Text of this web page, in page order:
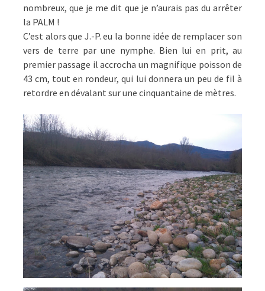
nombreux, que je me dit que je n’aurais pas du arrêter
la PALM !
C’est alors que J.-P. eu la bonne idée de remplacer son
vers de terre par une nymphe. Bien lui en prit, au
premier passage il accrocha un magnifique poisson de
43 cm, tout en rondeur, qui lui donnera un peu de fil à
retordre en dévalant sur une cinquantaine de mètres.